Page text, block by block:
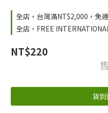
全店，台灣滿NT$2,000，免
全店，FREE
NT$220
貨